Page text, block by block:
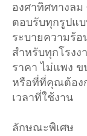
องศาทิศทางล
ตอบรับทุกรูปแ
ระบายความร้อ
สำหรับทุกโรง
ราคา ไม่แพง
หรือที่ที่คุณต้อง
เวลาที่ใช้งาน
ลักษณะพิเศษ